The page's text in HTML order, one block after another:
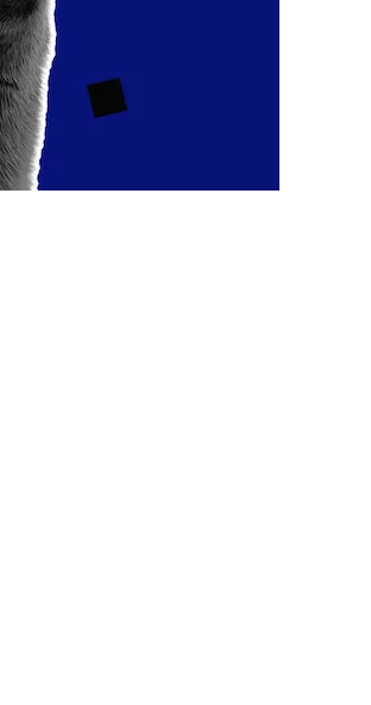
Cara Buka Akaun Saham
(CDS) Maybank
Syarikat Yang Beri Dividen